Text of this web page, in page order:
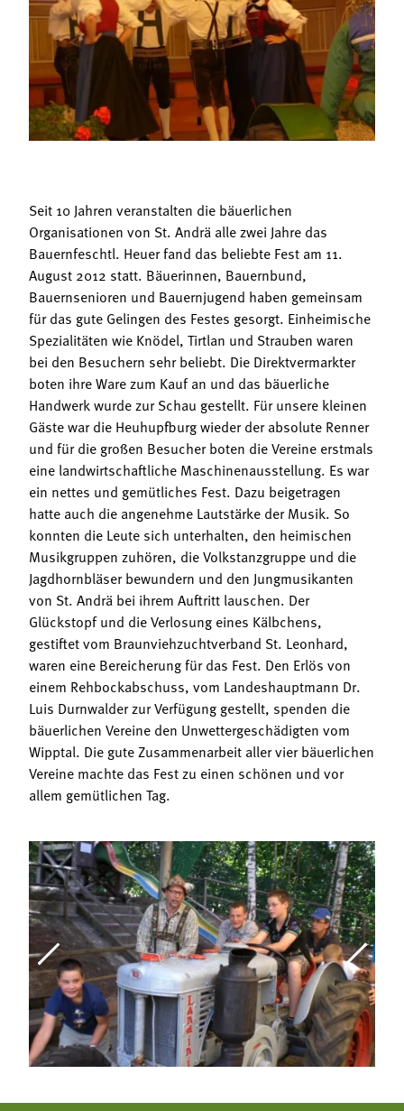
Mitgliedschaft
Landessekretariat
Bäuerliche Buffets
Hofgeschichten
Seit 10 Jahren veranstalten die bäuerlichen
Organisationen von St. Andrä alle zwei Jahre das
Bauernfeschtl. Heuer fand das beliebte Fest am 11.
August 2012 statt. Bäuerinnen, Bauernbund,
Bauernsenioren und Bauernjugend haben gemeinsam
für das gute Gelingen des Festes gesorgt. Einheimische
Spezialitäten wie Knödel, Tirtlan und Strauben waren
bei den Besuchern sehr beliebt. Die Direktvermarkter
boten ihre Ware zum Kauf an und das bäuerliche
Handwerk wurde zur Schau gestellt. Für unsere kleinen
Gäste war die Heuhupfburg wieder der absolute Renner
und für die großen Besucher boten die Vereine erstmals
eine landwirtschaftliche Maschinenausstellung. Es war
ein nettes und gemütliches Fest. Dazu beigetragen
hatte auch die angenehme Lautstärke der Musik. So
konnten die Leute sich unterhalten, den heimischen
Musikgruppen zuhören, die Volkstanzgruppe und die
Jagdhornbläser bewundern und den Jungmusikanten
von St. Andrä bei ihrem Auftritt lauschen. Der
Glückstopf und die Verlosung eines Kälbchens,
gestiftet vom Braunviehzuchtverband St. Leonhard,
waren eine Bereicherung für das Fest. Den Erlös von
einem Rehbockabschuss, vom Landeshauptmann Dr.
Luis Durnwalder zur Verfügung gestellt, spenden die
bäuerlichen Vereine den Unwettergeschädigten vom
Wipptal. Die gute Zusammenarbeit aller vier bäuerlichen
Vereine machte das Fest zu einen schönen und vor
allem gemütlichen Tag.